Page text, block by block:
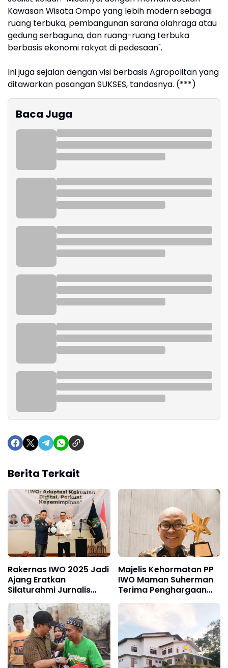
Kawasan Wisata Ompo yang lebih modern sebagai
ruang terbuka, pembangunan sarana olahraga atau
gedung serbaguna, dan ruang-ruang terbuka
berbasis ekonomi rakyat di pedesaan".
Ini juga sejalan dengan visi berbasis Agropolitan yang
ditawarkan pasangan SUKSES, tandasnya. (***)
Baca Juga
Berita Terkait
Rakernas IWO 2025 Jadi
Ajang Eratkan
Silaturahmi Jurnalis
Lintas Daerah, Brodin-
Andi Mull Buktikan
Persahabatan 8 Tahun
Majelis Kehormatan PP
IWO Maman Suherman
Terima Penghargaan
Pegiat Literasi Nasional,
Sampaikan Harapannya